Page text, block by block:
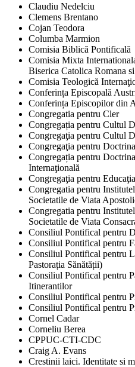
Claudiu Nedelciu
Clemens Brentano
Cojan Teodora
Columba Marmion
Comisia Biblică Pontificală
Comisia Mixta
Biserica Catolica Romana
Comisia Teologică
Conferința Episcopală
Conferința Episcopilor din
Congregatia pentru Cler
Congregația pentru Cultul
Congregaţia pentru Cultul
Congregaţia pentru
Congregația pentru
Internaţională
Congregaţia pentru
Congregatia pentru
Societatile de Viata
Congregatia pentru
Societatile de Viata
Consiliul Pontifical pentru
Consiliul Pontifical pentru
Consiliul Pontifical pentru
Pastorația Sănătății)
Consiliul Pontifical pentru
Itinerantilor
Consiliul Pontifical pentru
Consiliul Pontifical pentru
Cornel Cadar
Corneliu Berea
CPPUC-CTI-CDC
Craig A. Evans
Crestinii laici. Identitate si